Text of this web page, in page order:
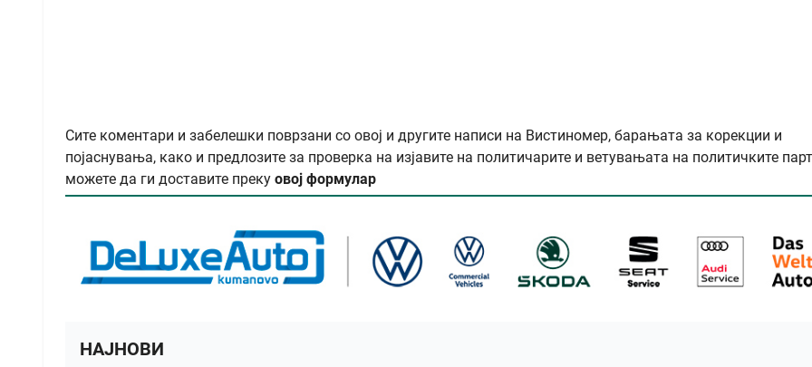
Сите коментари и забелешки поврзани со овој и другите написи на Вистиномер, барањата за корекции и
појаснувања, како и предлозите за проверка на изјавите на политичарите и ветувањата на политичките
можете да ги доставите преку овој формулар
НАЈНОВИ